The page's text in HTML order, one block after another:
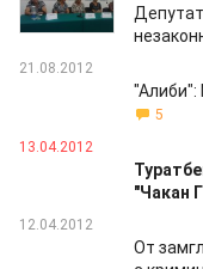
21.08.2012
5
13.04.2012
"Чакан
12.04.2012
От